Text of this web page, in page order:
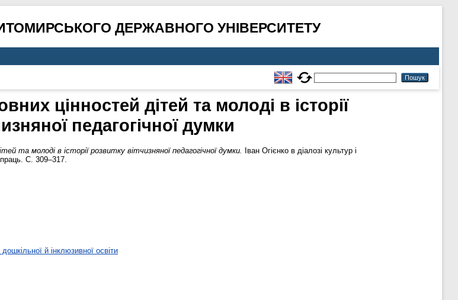
ДЕРЖАВНОГО УНІВЕРСИТЕТУ
цінностей дітей та молоді в історії
педагогічної думки
та молоді в історії розвитку вітчизняної педагогічної думки.
Іван Огієнко в діалозі культур і
праць. С. 309–317.
й інклюзивної освіти